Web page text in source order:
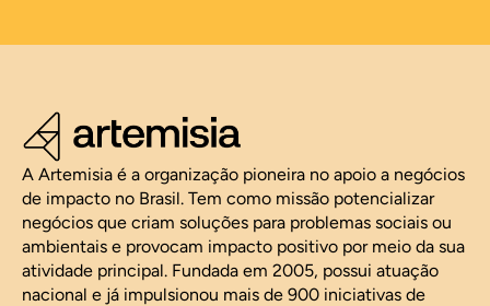
A Artemisia é a organização pioneira no apoio a negócios
de impacto no Brasil. Tem como missão potencializar
negócios que criam soluções para problemas sociais ou
ambientais e provocam impacto positivo por meio da sua
atividade principal. Fundada em 2005, possui atuação
nacional e já impulsionou mais de 900 iniciativas de